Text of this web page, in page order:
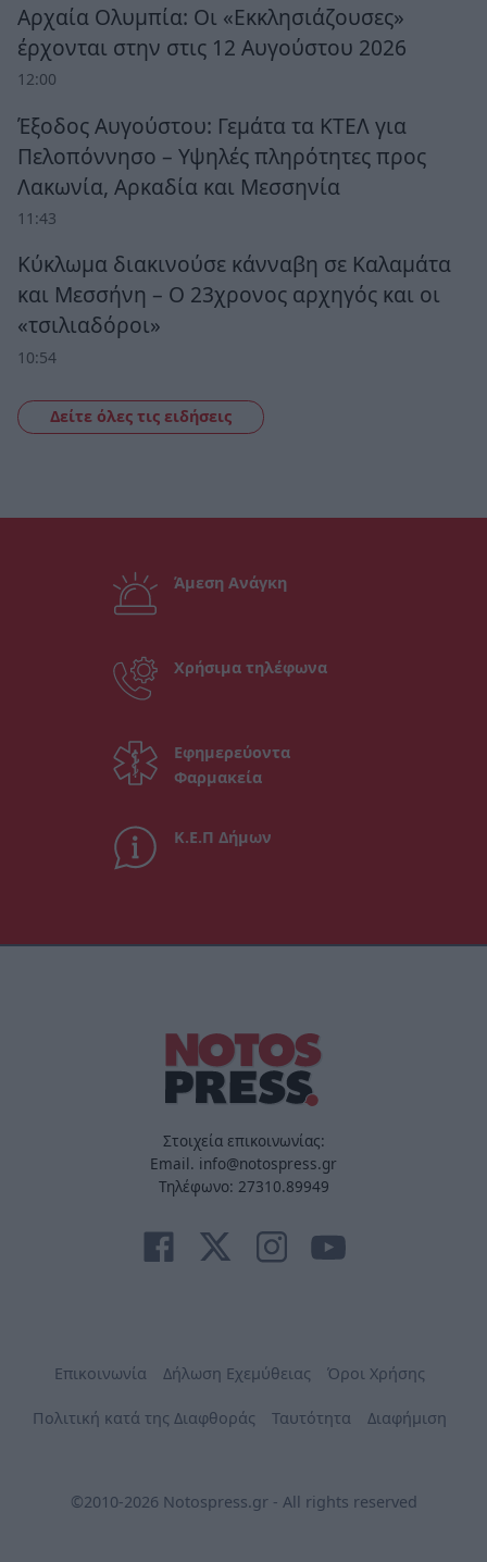
Αρχαία Ολυμπία: Οι «Εκκλησιάζουσες»
έρχονται στην στις 12 Αυγούστου 2026
12:00
Έξοδος Αυγούστου: Γεμάτα τα ΚΤΕΛ για
Πελοπόννησο – Υψηλές πληρότητες προς
Λακωνία, Αρκαδία και Μεσσηνία
11:43
Κύκλωμα διακινούσε κάνναβη σε Καλαμάτα
και Μεσσήνη – Ο 23χρονος αρχηγός και οι
«τσιλιαδόροι»
10:54
Δείτε όλες τις ειδήσεις
Άμεση Ανάγκη
Χρήσιμα τηλέφωνα
Εφημερεύοντα
Φαρμακεία
Κ.Ε.Π Δήμων
Στοιχεία επικοινωνίας:
Email. info@notospress.gr
Τηλέφωνο: 27310.89949
Επικοινωνία Δήλωση Εχεμύθειας Όροι Χρήσης
Πολιτική κατά της Διαφθοράς Ταυτότητα Διαφήμιση
©2010-2026 Notospress.gr - All rights reserved